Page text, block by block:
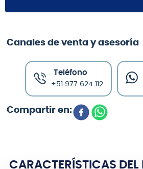
Canales de venta y asesoría
Teléfono
+51 977 624 112
CARACTERÍSTICAS